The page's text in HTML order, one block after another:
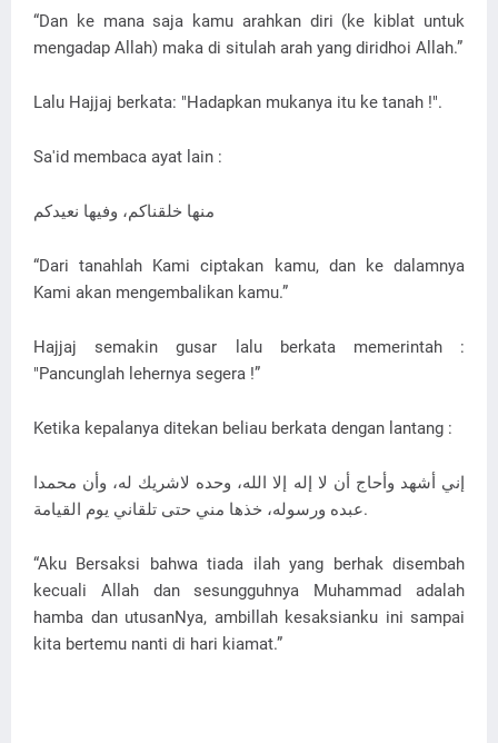
“Dan ke mana saja kamu arahkan diri (ke kiblat untuk
mengadap Allah) maka di situlah arah yang diridhoi Allah.”
Lalu Hajjaj berkata: "Hadapkan mukanya itu ke tanah !".
Sa'id membaca ayat lain :
منها خلقناكم، وفيها نعيدكم
“Dari tanahlah Kami ciptakan kamu, dan ke dalamnya
Kami akan mengembalikan kamu.”
Hajjaj semakin gusar lalu berkata memerintah :
"Pancunglah lehernya segera !”
Ketika kepalanya ditekan beliau berkata dengan lantang :
إني أشهد وأحاج أن لا إله إلا الله، وحده لاشريك له، وأن محمدا
عبده ورسوله، خذها مني حتى تلقاني يوم القيامة.
“Aku Bersaksi bahwa tiada ilah yang berhak disembah
kecuali Allah dan sesungguhnya Muhammad adalah
hamba dan utusanNya, ambillah kesaksianku ini sampai
kita bertemu nanti di hari kiamat.”